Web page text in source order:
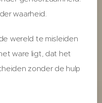
waarheid.
wereld te misleiden
ware ligt, dat het
zonder de hulp